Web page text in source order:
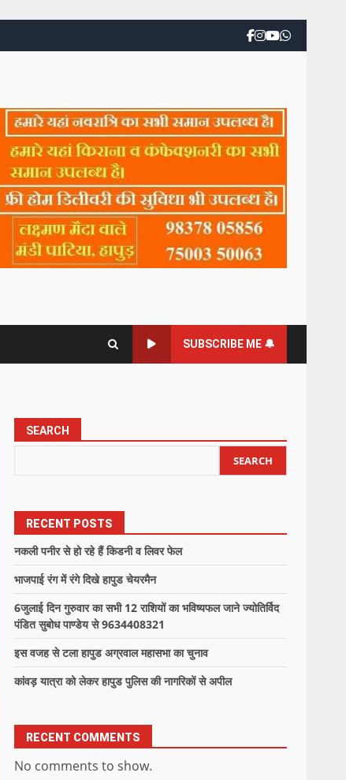
SUBSCRIBE ME 🔔
SEARCH
SEARCH
RECENT POSTS
नकली पनीर से हो रहे हैं किडनी व लिवर फेल
भाजपाई रंग में रंगे दिखे हापुड चेयरमैन
6जुलाई दिन गुरुवार का सभी 12 राशियों का भविष्यफल जाने ज्योतिर्विद
पंडित सुबोध पाण्डेय से 9634408321
इस वजह से टला हापुड अग्रवाल महासभा का चुनाव
कांवड़ यात्रा को लेकर हापुड पुलिस की नागरिकों से अपील
RECENT COMMENTS
No comments to show.